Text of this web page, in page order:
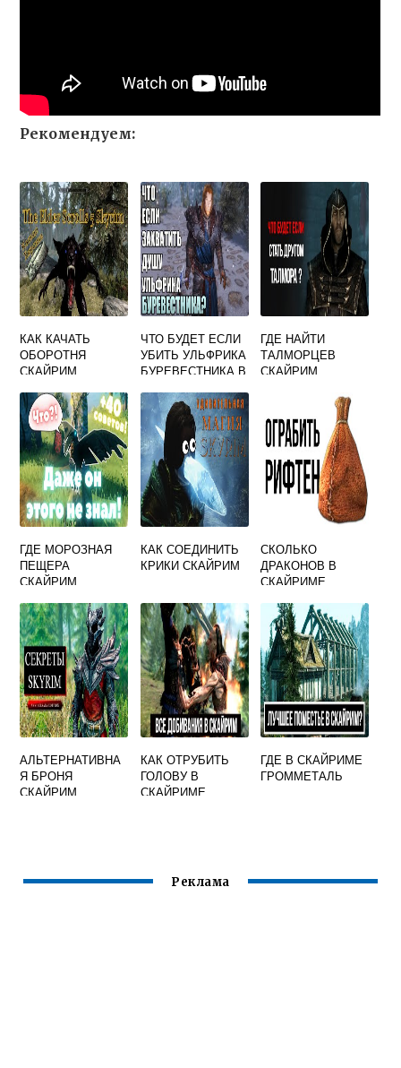
Рекомендуем:
КАК КАЧАТЬ
ОБОРОТНЯ
СКАЙРИМ
ЧТО БУДЕТ ЕСЛИ
УБИТЬ УЛЬФРИКА
БУРЕВЕСТНИКА В
ГДЕ НАЙТИ
ТАЛМОРЦЕВ
СКАЙРИМ
ГДЕ МОРОЗНАЯ
ПЕЩЕРА
СКАЙРИМ
КАК СОЕДИНИТЬ
КРИКИ СКАЙРИМ
СКОЛЬКО
ДРАКОНОВ В
СКАЙРИМЕ
АЛЬТЕРНАТИВНА
Я БРОНЯ
СКАЙРИМ
КАК ОТРУБИТЬ
ГОЛОВУ В
СКАЙРИМЕ
ГДЕ В СКАЙРИМЕ
ГРОММЕТАЛЬ
Реклама